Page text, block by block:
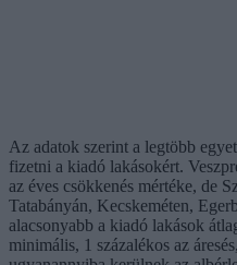
Az adatok szerint a legtöbb
fizetni a kiadó lakásokért.
az éves csökkenés mértéke, de
Tatabányán, Kecskeméten,
alacsonyabb a kiadó lakások
minimális, 1 százalékos az